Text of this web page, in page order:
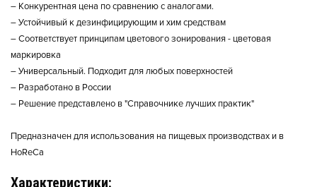
– Конкурентная цена по сравнению с аналогами.
– Устойчивый к дезинфицирующим и хим средствам
– Соответствует принципам цветового зонирования - цветовая
маркировка
– Универсальный. Подходит для любых поверхностей
– Разработано в России
– Решение представлено в "Справочнике лучших практик"
Предназначен для использования на пищевых производствах и в
HoReCa
Характеристики: